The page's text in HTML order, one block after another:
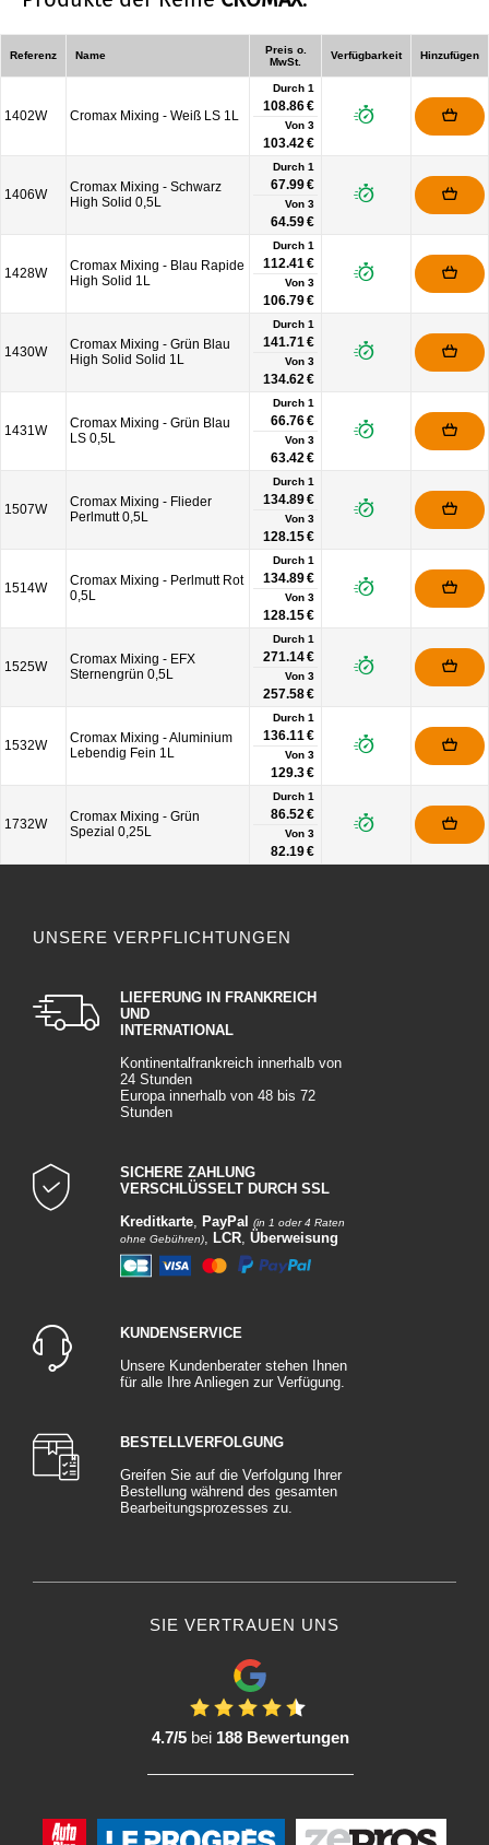
Referenz Name
Preis o.
MwSt.
Verfügbarkeit Hinzufügen
1402W Cromax Mixing - Weiß LS 1L
Durch 1
108.86 €
Von 3
103.42 €
1406W
Cromax Mixing - Schwarz
High Solid 0,5L
Durch 1
67.99 €
Von 3
64.59 €
1428W
Cromax Mixing - Blau Rapide
High Solid 1L
Durch 1
112.41 €
Von 3
106.79 €
1430W
Cromax Mixing - Grün Blau
High Solid Solid 1L
Durch 1
141.71 €
Von 3
134.62 €
1431W
Cromax Mixing - Grün Blau
LS 0,5L
Durch 1
66.76 €
Von 3
63.42 €
1507W
Cromax Mixing - Flieder
Perlmutt 0,5L
Durch 1
134.89 €
Von 3
128.15 €
1514W
Cromax Mixing - Perlmutt Rot
0,5L
Durch 1
134.89 €
Von 3
128.15 €
1525W
Cromax Mixing - EFX
Sternengrün 0,5L
Durch 1
271.14 €
Von 3
257.58 €
1532W
Cromax Mixing - Aluminium
Lebendig Fein 1L
Durch 1
136.11 €
Von 3
129.3 €
1732W
Cromax Mixing - Grün
Spezial 0,25L
Durch 1
86.52 €
Von 3
82.19 €
UNSERE VERPFLICHTUNGEN
LIEFERUNG IN FRANKREICH
UND
INTERNATIONAL
Kontinentalfrankreich innerhalb von
24 Stunden
Europa innerhalb von 48 bis 72
Stunden
SICHERE ZAHLUNG
VERSCHLÜSSELT DURCH SSL
Kreditkarte, PayPal
(in 1 oder 4 Raten
ohne Gebühren), LCR, Überweisung
KUNDENSERVICE
Unsere Kundenberater stehen Ihnen
für alle Ihre Anliegen zur Verfügung.
BESTELLVERFOLGUNG
Greifen Sie auf die Verfolgung Ihrer
Bestellung während des gesamten
Bearbeitungsprozesses zu.
SIE VERTRAUEN UNS
4.7/5bei 188 Bewertungen